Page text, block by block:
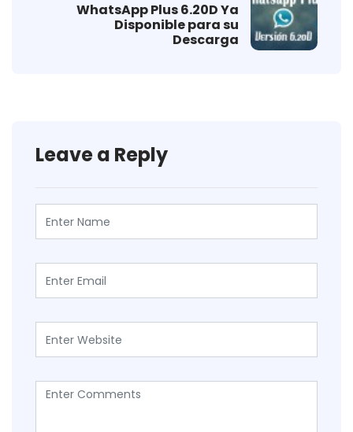
WhatsApp Plus 6.20D Ya
Disponible para su
Descarga
Leave a Reply